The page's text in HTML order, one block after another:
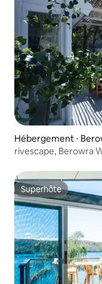
Hébergement ⋅
rivescape, Berowra
Superhôte
Superhôte